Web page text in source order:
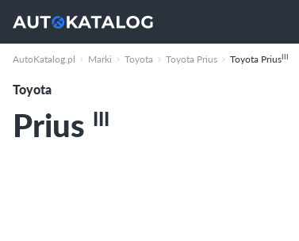
AutoKatalog.pl Marki Toyota Toyota Prius Toyota PriusIII
Toyota
Prius III